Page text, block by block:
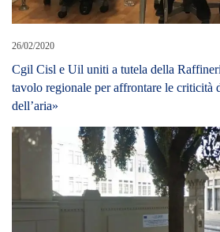
26/02/2020
Cgil Cisl e Uil uniti a tutela della
tavolo regionale per affrontare le criticità
dell’aria»